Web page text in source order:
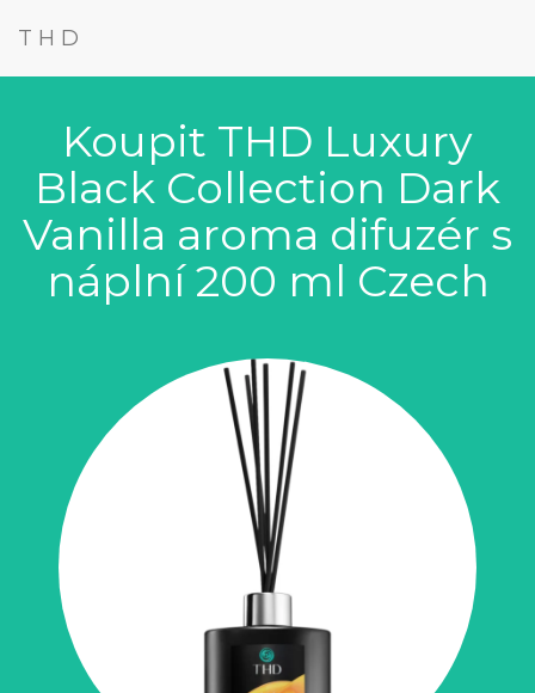
THD
Koupit THD Luxury
Black Collection Dark
Vanilla aroma difuzér s
náplní 200 ml Czech